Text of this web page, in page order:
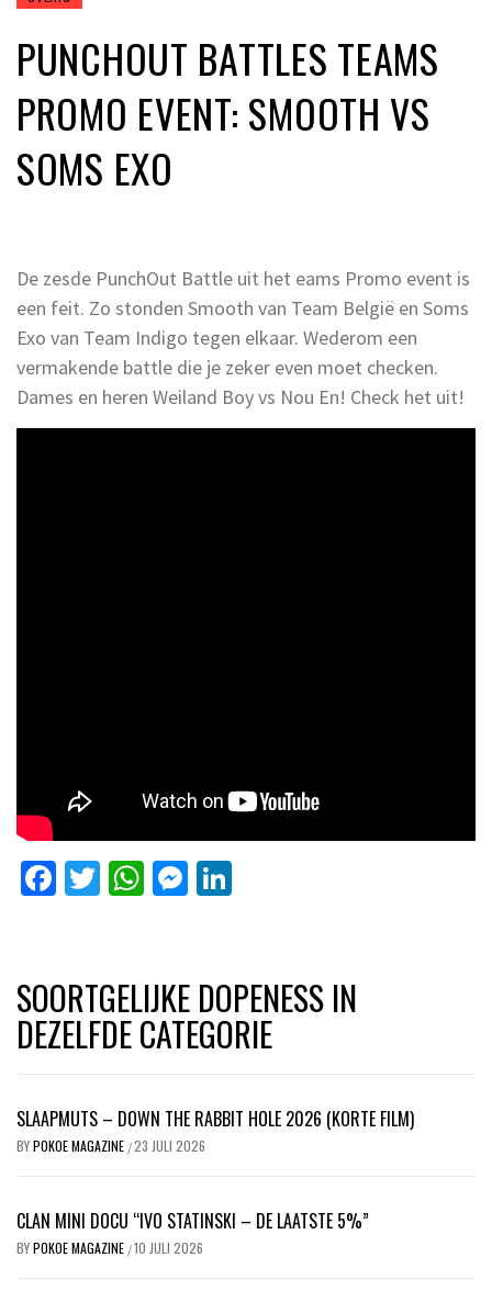
PUNCHOUT BATTLES TEAMS
PROMO EVENT: SMOOTH VS
SOMS EXO
De zesde PunchOut Battle uit het eams Promo event is
een feit. Zo stonden Smooth van Team België en Soms
Exo van Team Indigo tegen elkaar. Wederom een
vermakende battle die je zeker even moet checken.
Dames en heren Weiland Boy vs Nou En! Check het uit!
Facebook
Twitter
WhatsApp
Messenger
SOORTGELIJKE DOPENESS IN
DEZELFDE CATEGORIE
SLAAPMUTS – DOWN THE RABBIT HOLE 2026 (KORTE FILM)
BYPOKOE MAGAZINE /23 JULI 2026
CLAN MINI DOCU “IVO STATINSKI – DE LAATSTE 5%”
BYPOKOE MAGAZINE /10 JULI 2026